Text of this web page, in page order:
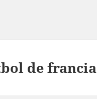
de francia